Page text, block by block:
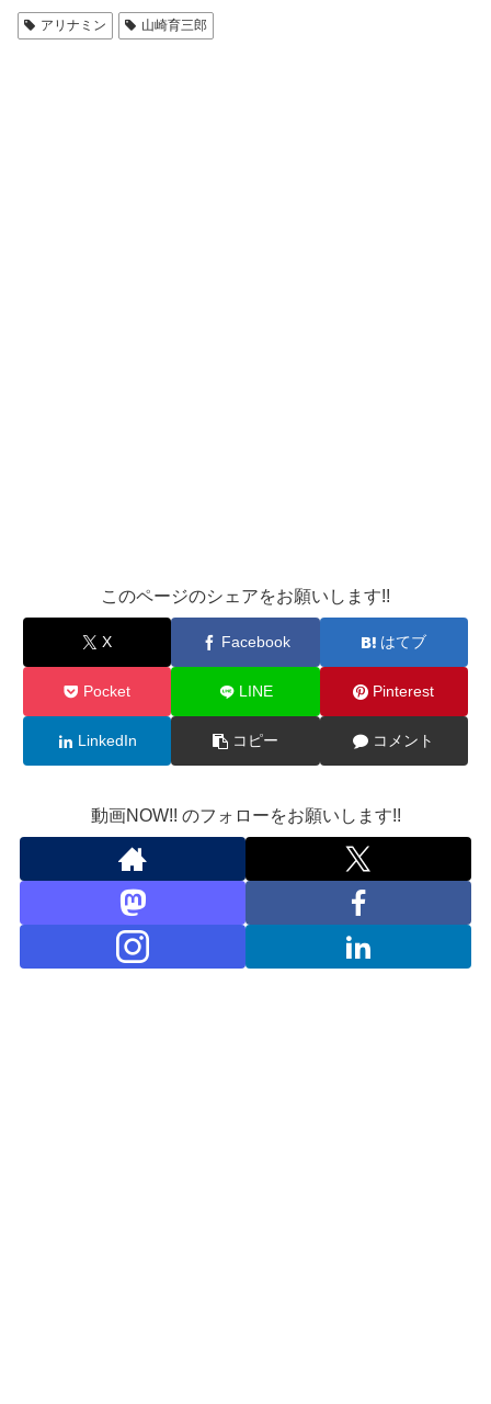
アリナミン 山崎育三郎
このページのシェアをお願いします!!
X Facebook はてブ
Pocket LINE Pinterest
LinkedIn コピー コメント
動画NOW!! のフォローをお願いします!!